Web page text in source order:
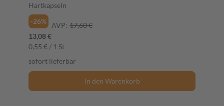
Hartkapseln
-26%
AVP: 17,60 €
13,08 €
0,55 € / 1 St
sofort lieferbar
In den Warenkorb